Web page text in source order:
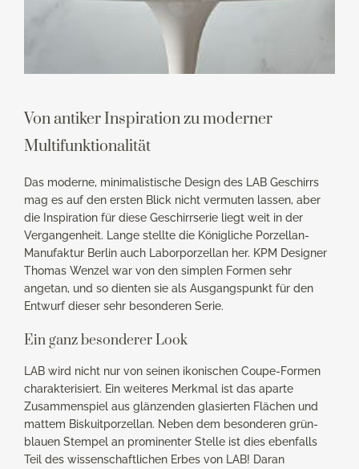
Von antiker Inspiration zu moderner
Multifunktionalität
Das moderne, minimalistische Design des LAB Geschirrs
mag es auf den ersten Blick nicht vermuten lassen, aber
die Inspiration für diese Geschirrserie liegt weit in der
Vergangenheit. Lange stellte die Königliche Porzellan-
Manufaktur Berlin auch Laborporzellan her. KPM Designer
Thomas Wenzel war von den simplen Formen sehr
angetan, und so dienten sie als Ausgangspunkt für den
Entwurf dieser sehr besonderen Serie.
Ein ganz besonderer Look
LAB wird nicht nur von seinen ikonischen Coupe-Formen
charakterisiert. Ein weiteres Merkmal ist das aparte
Zusammenspiel aus glänzenden glasierten Flächen und
mattem Biskuitporzellan. Neben dem besonderen grün-
blauen Stempel an prominenter Stelle ist dies ebenfalls
Teil des wissenschaftlichen Erbes von LAB! Daran